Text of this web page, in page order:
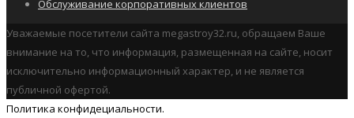
Обслуживание корпоративных клиентов
Уважаемые посетители сайта megastroy32.ru, обращаем Ваше
внимание на то, что информация, размещенная на сайте, носит
исключительно информационный характер, и не является
публичной офертой.
Политика конфидециальности.